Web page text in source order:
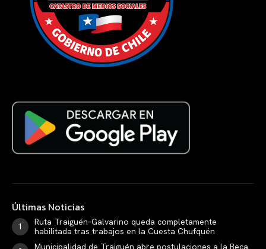
Últimas Noticias
Ruta Traiguén–Galvarino queda completamente
habilitada tras trabajos en la Cuesta Chufquén
Municipalidad de Traiguén abre postulaciones a la Beca